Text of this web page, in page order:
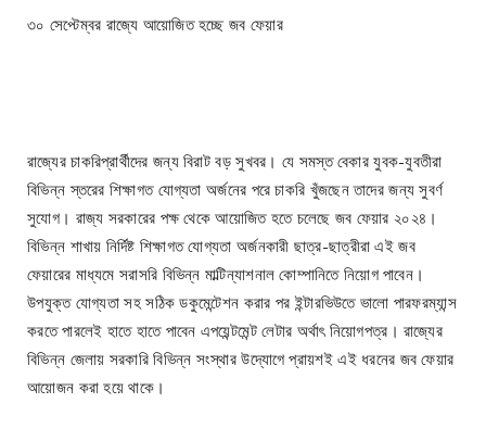
৩০ সেপ্টেম্বর রাজ্যে আয়োজিত হচ্ছে জব ফেয়ার
রাজ্যের চাকরিপ্রার্থীদের জন্য বিরাট বড় সুখবর। যে সমস্ত বেকার যুবক-যুবতীরা
বিভিন্ন স্তরের শিক্ষাগত যোগ্যতা অর্জনের পরে চাকরি খুঁজছেন তাদের জন্য সুবর্ণ
সুযোগ। রাজ্য সরকারের পক্ষ থেকে আয়োজিত হতে চলেছে জব ফেয়ার ২০২৪।
বিভিন্ন শাখায় নির্দিষ্ট শিক্ষাগত যোগ্যতা অর্জনকারী ছাত্র-ছাত্রীরা এই জব
ফেয়ারের মাধ্যমে সরাসরি বিভিন্ন মাল্টিন্যাশনাল কোম্পানিতে নিয়োগ পাবেন।
উপযুক্ত যোগ্যতা সহ সঠিক ডকুমেন্টেশন করার পর ইন্টারভিউতে ভালো পারফরম্যান্স
করতে পারলেই হাতে হাতে পাবেন এপয়েন্টমেন্ট লেটার অর্থাৎ নিয়োগপত্র। রাজ্যের
বিভিন্ন জেলায় সরকারি বিভিন্ন সংস্থার উদ্যোগে প্রায়শই এই ধরনের জব ফেয়ার
আয়োজন করা হয়ে থাকে।